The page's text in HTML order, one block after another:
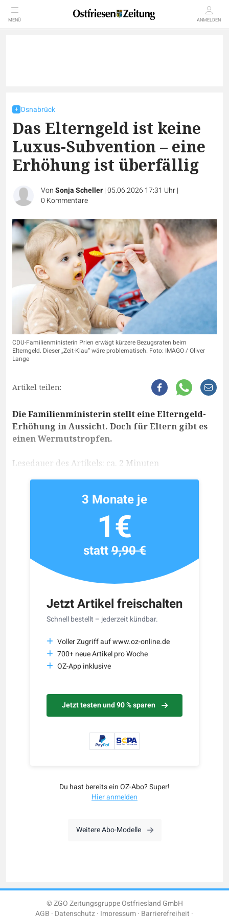
MENÜ ANMELDEN
Osnabrück
Das Elterngeld ist keine
Luxus-Subvention – eine
Erhöhung ist überfällig
VonSonja Scheller|05.06.2026 17:31 Uhr|
0 Kommentare
CDU-Familienministerin Prien erwägt kürzere Bezugsraten beim
Elterngeld. Dieser „Zeit-Klau“ wäre problematisch. Foto: IMAGO / Oliver
Lange
Artikel teilen:
Die Familienministerin stellt eine Elterngeld-
Erhöhung in Aussicht. Doch für Eltern gibt es
einen Wermutstropfen.
Lesedauer des Artikels: ca. 2 Minuten
Jetzt Artikel freischalten
Schnell bestellt – jederzeit kündbar.
Voller Zugriff auf www.oz-online.de
700+ neue Artikel pro Woche
OZ-App inklusive
Jetzt testen und 90 % sparen
3 Monate je
1€
statt9,90 €
Du hast bereits ein OZ-Abo? Super!
Hier anmelden
Weitere Abo-Modelle
© ZGO Zeitungsgruppe Ostfriesland GmbH
AGB Datenschutz Impressum Barrierefreiheit